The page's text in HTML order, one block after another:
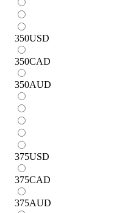
350USD
350CAD
350AUD
375USD
375CAD
375AUD